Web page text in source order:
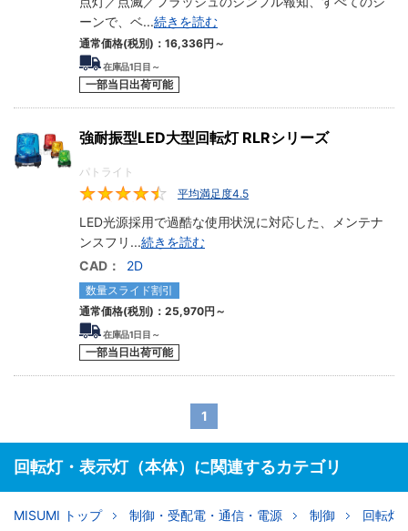
ーンで、ベ...続きを読む
通常価格(税別)： 16,336円 ～
在庫品1日目～
一部当日出荷可能
強耐振型LED大型回転灯 RLRシリーズ
パトライト
平均満足度4.5
LED光源採用で過酷な使用状況に対応した、メンテナ
ンスフリ ...続きを読む
CAD：
2D
数量スライド割引
通常価格(税別)： 25,970円 ～
在庫品1日目～
一部当日出荷可能
1
回転灯・表示灯（本体）に関連するカテゴリ
MISUMI トップ 制御・受配電・通信・電源 制御 回転灯